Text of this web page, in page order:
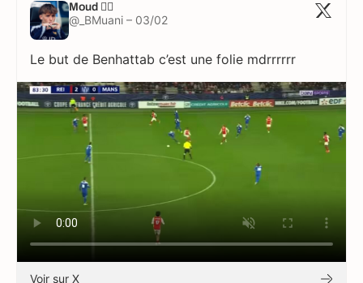
Moud 🏴‍☠️
@_BMuani – 03/02
Le but de Benhattab c’est une folie mdrrrrrr
Voir sur X